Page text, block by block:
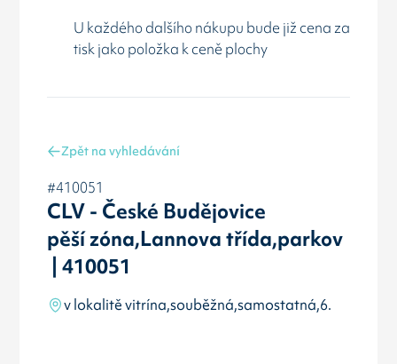
U každého dalšího nákupu bude již cena za
tisk jako položka k ceně plochy
Zpět na vyhledávání
#410051
CLV - České Budějovice
pěší zóna,Lannova třída,parkov
| 410051
v lokalitě vitrína,souběžná,samostatná,6.